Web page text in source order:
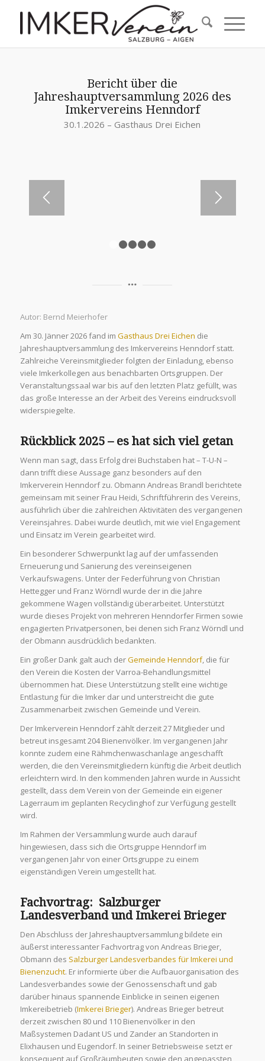
Bericht über die
Jahreshauptversammlung 2026 des
Imkervereins Henndorf
30.1.2026 – Gasthaus Drei Eichen
Autor: Bernd Meierhofer
Am 30. Jänner 2026 fand im Gasthaus Drei Eichen die
Jahreshauptversammlung des Imkervereins Henndorf statt.
Zahlreiche Vereinsmitglieder folgten der Einladung, ebenso
viele Imkerkollegen aus benachbarten Ortsgruppen. Der
Veranstaltungssaal war bis auf den letzten Platz gefüllt, was
das große Interesse an der Arbeit des Vereins eindrucksvoll
widerspiegelte.
Rückblick 2025 – es hat sich viel getan
Wenn man sagt, dass Erfolg drei Buchstaben hat – T-U-N –
dann trifft diese Aussage ganz besonders auf den
Imkerverein Henndorf zu. Obmann Andreas Brandl berichtete
gemeinsam mit seiner Frau Heidi, Schriftführerin des Vereins,
ausführlich über die zahlreichen Aktivitäten des vergangenen
Vereinsjahres. Dabei wurde deutlich, mit wie viel Engagement
und Einsatz im Verein gearbeitet wird.
Ein besonderer Schwerpunkt lag auf der umfassenden
Erneuerung und Sanierung des vereinseigenen
Verkaufswagens. Unter der Federführung von Christian
Hettegger und Franz Wörndl wurde der in die Jahre
gekommene Wagen vollständig überarbeitet. Unterstützt
wurde dieses Projekt von mehreren Henndorfer Firmen sowie
engagierten Privatpersonen, bei denen sich Franz Wörndl und
der Obmann ausdrücklich bedankten.
Ein großer Dank galt auch derGemeinde Henndorf, die für
den Verein die Kosten der Varroa-Behandlungsmittel
übernommen hat. Diese Unterstützung stellt eine wichtige
Entlastung für die Imker dar und unterstreicht die gute
Zusammenarbeit zwischen Gemeinde und Verein.
Der Imkerverein Henndorf zählt derzeit 27 Mitglieder und
betreut insgesamt 204 Bienenvölker. Im vergangenen Jahr
konnte zudem eine Rähmchenwaschanlage angeschafft
werden, die den Vereinsmitgliedern künftig die Arbeit deutlich
erleichtern wird. In den kommenden Jahren wurde in Aussicht
gestellt, dass dem Verein von der Gemeinde ein eigener
Lagerraum im geplanten Recyclinghof zur Verfügung gestellt
wird.
Im Rahmen der Versammlung wurde auch darauf
hingewiesen, dass sich die Ortsgruppe Henndorf im
vergangenen Jahr von einer Ortsgruppe zu einem
eigenständigen Verein umgestellt hat.
Fachvortrag: Salzburger
Landesverband und Imkerei Brieger
Den Abschluss der Jahreshauptversammlung bildete ein
äußerst interessanter Fachvortrag von Andreas Brieger,
Obmann des Salzburger Landesverbandes für Imkerei und
Bienenzucht. Er informierte über die Aufbauorganisation des
Landesverbandes sowie der Genossenschaft und gab
darüber hinaus spannende Einblicke in seinen eigenen
Imkereibetrieb (Imkerei Brieger). Andreas Brieger betreut
derzeit zwischen 80 und 110 Bienenvölker in den
Maßsystemen Dadant US und Zander an Standorten in
Elixhausen und Eugendorf. In seiner Betriebsweise setzt er
konsequent auf Großräumbeuten sowie den angepassten